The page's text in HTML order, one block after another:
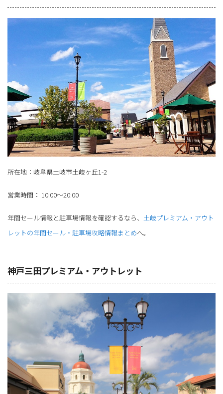
所在地：岐阜県土岐市土岐ヶ丘1-2
営業時間： 10:00～20:00
年間セール情報と駐車場情報を確認するなら、 土岐プレミアム・アウト
レットの年間セール・駐車場攻略情報まとめへ。
神戸三田プレミアム・アウトレット